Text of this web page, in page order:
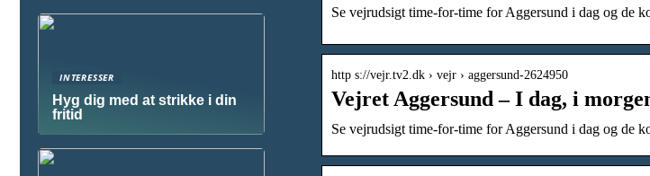
Se vejrudsigt time-for-time for Aggersund i dag og de
http s://vejr.tv2.dk › vejr › aggersund-2624950
Vejret Aggersund – I dag, i
Se vejrudsigt time-for-time for Aggersund i dag og de
INTERESSER
Hyg dig med at strikke i din
fritid